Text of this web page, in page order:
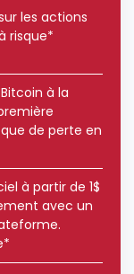
les actions
risque*
à la
de perte en
à partir de 1$
avec un